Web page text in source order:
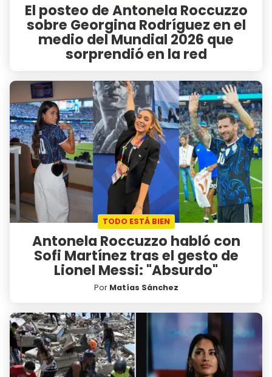
El posteo de Antonela Roccuzzo
sobre Georgina Rodríguez en el
medio del Mundial 2026 que
sorprendió en la red
TODO ESTÁ BIEN
Antonela Roccuzzo habló con
Sofi Martínez tras el gesto de
Lionel Messi: "Absurdo"
Por Matías Sánchez